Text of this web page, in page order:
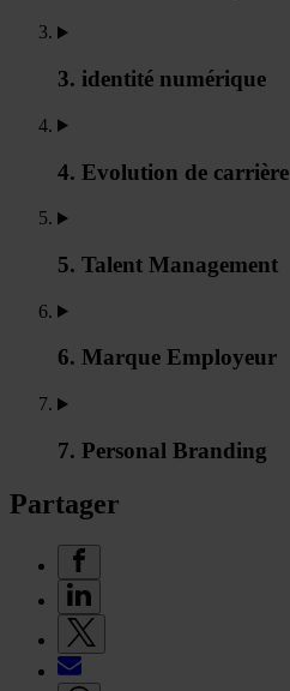
3. identité numérique
4. Evolution de carrière
5. Talent Management
6. Marque Employeur
7. Personal Branding
Partager